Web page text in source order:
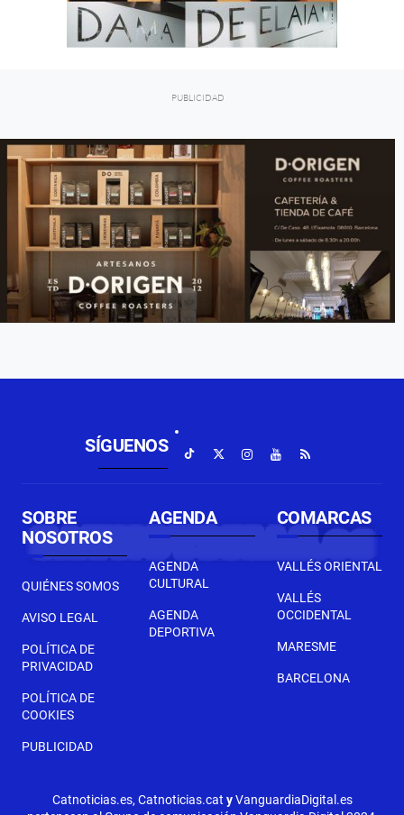
SÍGUENOS
SOBRE
NOSOTROS
QUIÉNES SOMOS
AVISO LEGAL
POLÍTICA DE
PRIVACIDAD
POLÍTICA DE
COOKIES
PUBLICIDAD
AGENDA
AGENDA
CULTURAL
AGENDA
DEPORTIVA
COMARCAS
VALLÉS ORIENTAL
VALLÉS
OCCIDENTAL
MARESME
BARCELONA
Catnoticias.es, Catnoticias.cat yVanguardiaDigital.es